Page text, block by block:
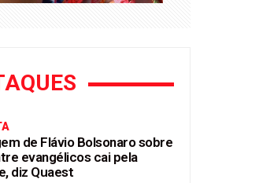
de Flávio Bolsonaro sobre
evangélicos cai pela
diz Quaest